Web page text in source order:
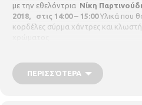
με την εθελόντρια Νίκη
2018, στις 14:00 – 15:00Υλικά που
κορδέλες σύρμα χάντρες και
Δηλώσεις συμμετοχής στη
Γρ.Λαμπράκη 187
ΠΕΡΙΣΣΌΤΕΡΑ